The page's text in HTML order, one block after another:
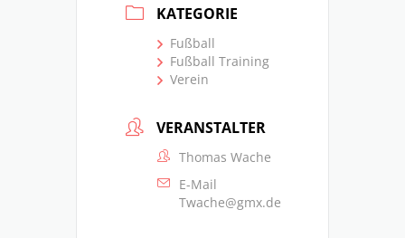
KATEGORIE
Fußball
Fußball Training
Verein
VERANSTALTER
Thomas Wache
E-Mail
Twache@gmx.de